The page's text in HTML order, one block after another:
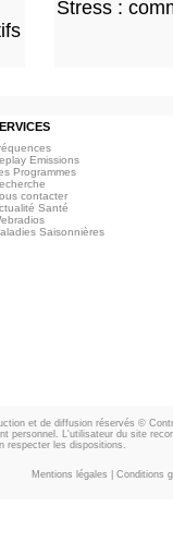
Stress :
Emissions
Programmes
contacter
Santé
Saisonnières
et de diffusion réservés ©
personnel. L'utilisateur du site
respecter les dispositions.
Mentions légales Conditions